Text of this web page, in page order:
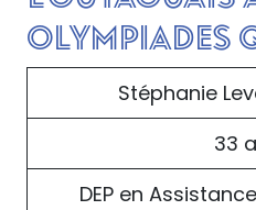
Olympiades
Stéphanie
33
DEP en